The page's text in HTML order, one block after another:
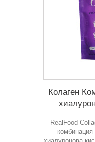
Колаген
RealFood
комбинация
хиалуронова